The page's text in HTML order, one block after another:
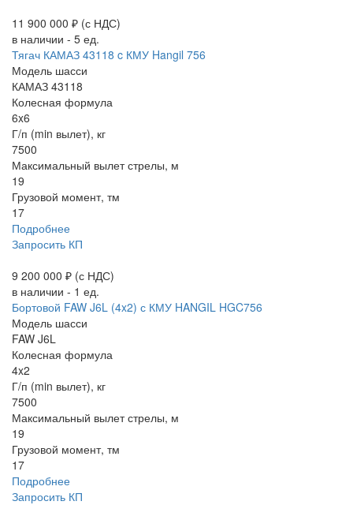
11 900 000 ₽ (с НДС)
в наличии - 5 ед.
Тягач КАМАЗ 43118 c КМУ Hangil 756
Модель шасси
КАМАЗ 43118
Колесная формула
6x6
Г/п (min вылет), кг
7500
Максимальный вылет стрелы, м
19
Грузовой момент, тм
17
Подробнее
Запросить КП
9 200 000 ₽ (с НДС)
в наличии - 1 ед.
Бортовой FAW J6L (4x2) с КМУ HANGIL HGC756
Модель шасси
FAW J6L
Колесная формула
4x2
Г/п (min вылет), кг
7500
Максимальный вылет стрелы, м
19
Грузовой момент, тм
17
Подробнее
Запросить КП